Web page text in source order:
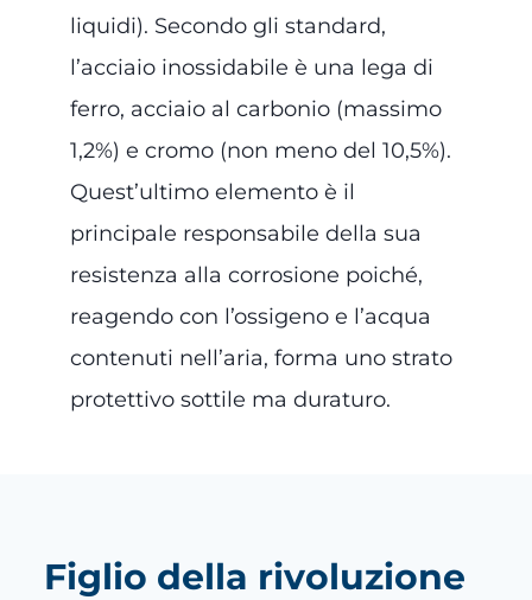
liquidi). Secondo gli standard,
l’acciaio inossidabile è una lega di
ferro, acciaio al carbonio (massimo
1,2%) e cromo (non meno del 10,5%).
Quest’ultimo elemento è il
principale responsabile della sua
resistenza alla corrosione poiché,
reagendo con l’ossigeno e l’acqua
contenuti nell’aria, forma uno strato
protettivo sottile ma duraturo.
Figlio della rivoluzione